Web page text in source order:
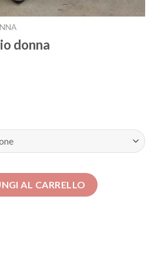
donna
AL CARRELLO